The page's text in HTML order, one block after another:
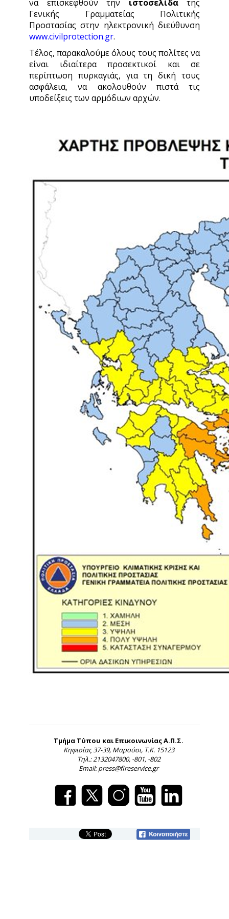
να επισκεφθούν την ιστοσελίδατης
Γενικής Γραμματείας Πολιτικής
Προστασίας στην ηλεκτρονική διεύθυνση
www.civilprotection.gr.
Τέλος, παρακαλούμε όλους τους πολίτες να
είναι ιδιαίτερα προσεκτικοί και σε
περίπτωση πυρκαγιάς, για τη δική τους
ασφάλεια, να ακολουθούν πιστά τις
υποδείξεις των αρμόδιων αρχών.
Τμήμα Τύπου και Επικοινωνίας Α.Π.Σ.
Κηφισίας 37-39, Μαρούσι, Τ.Κ. 15123
Τηλ.: 2132047800, -801, -802
Email: press@fireservice.gr